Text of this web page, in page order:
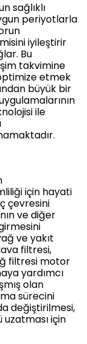
sağlıklı
periyotlarla
iyileştirir
Bu
takvimine
etmek
büyük bir
ile
için hayati
çevresini
ve diğer
ve yakıt
filtresi,
filtresi motor
yardımcı
olan
sürecini
değiştirilmesi,
uzatması için